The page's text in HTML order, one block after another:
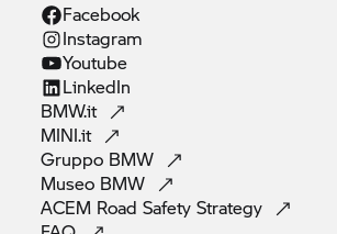
Facebook
Instagram
Youtube
LinkedIn
BMW.it
MINI.it
Gruppo BMW
Museo BMW
ACEM Road SafetyStrategy